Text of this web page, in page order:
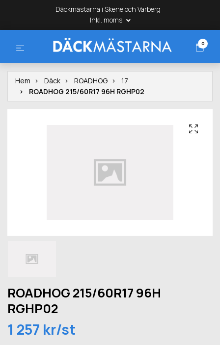
Däckmästarna i Skene och Varberg
Inkl. moms
0
Hem Däck ROADHOG
17
ROADHOG 215/60R17 96H RGHP02
ROADHOG 215/60R17 96H
RGHP02
1 257 kr/st